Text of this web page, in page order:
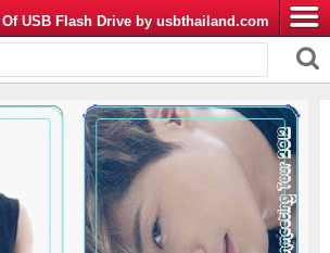
Of USB Flash Drive by usbthailand.com